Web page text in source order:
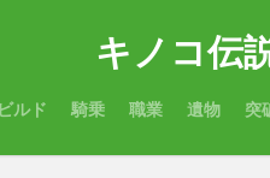
キノコ伝
ビルド 騎乗 職業 遺物 突